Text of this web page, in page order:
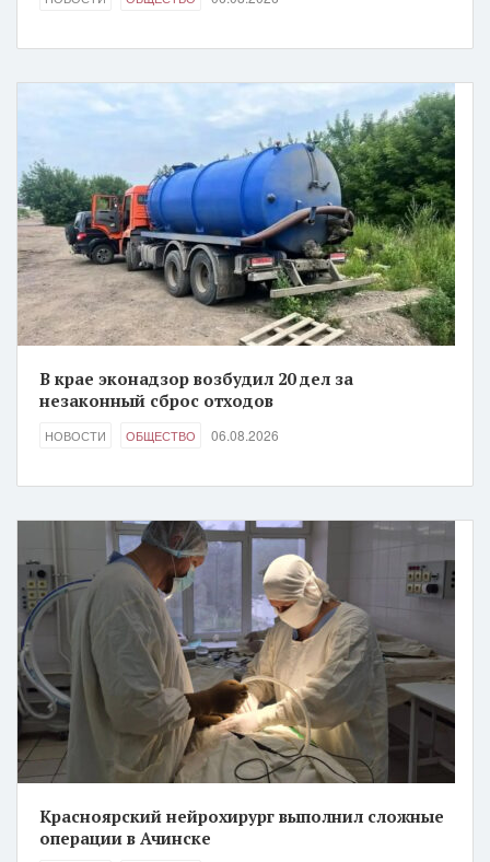
В крае эконадзор возбудил 20 дел за
незаконный сброс отходов
НОВОСТИ ОБЩЕСТВО 06.08.2026
Красноярский нейрохирург выполнил сложные
операции в Ачинске